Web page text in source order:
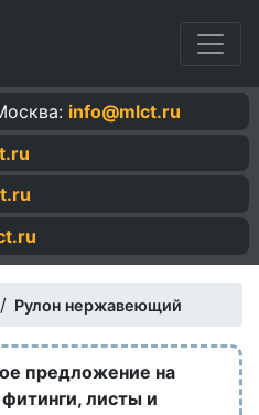
info@mlct.ru
/ Рулон нержавеющий
предложение на
листы и